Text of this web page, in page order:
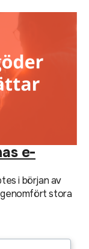
e-
i början av
stora